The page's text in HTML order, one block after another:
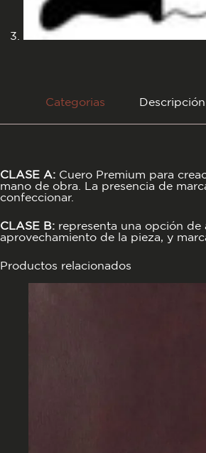
Categorias Descripción
CLASE A: Cuero Premium para
mano de obra. La presencia de
confeccionar.
CLASE B: representa una opción de
aprovechamiento de la pieza, y
Productos relacionados